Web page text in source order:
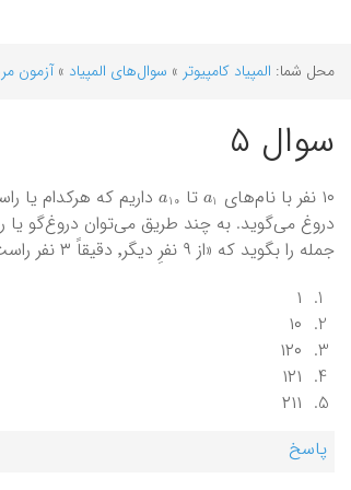
محل شما: المپیاد کامپیوتر » سوال‌های المپیاد »آزمون
سوال ۵
۱۰ نفر با نام‌های تا10
داریم که هرکدام یا
دروغ می‌گوید. به چند طریق می‌توان دروغ‌گو یا
جمله را بگوید که «از ۹ نفرِ دیگر٬ دقیقاً ۳ نفر راست‌گو و بقیه دروغ‌گو هستند.» ؟
۱
۱۰
۱۲۰
۱۲۱
۲۱۱
پاسخ